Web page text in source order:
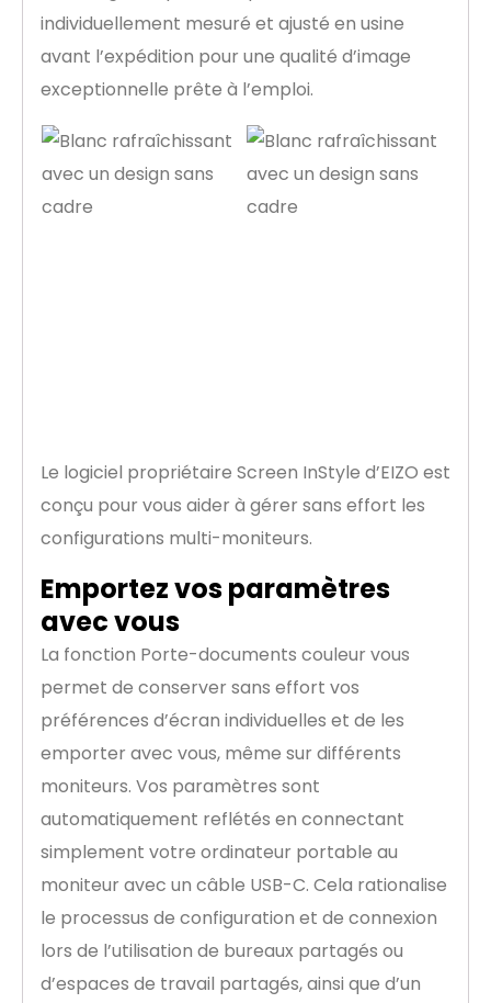
individuellement mesuré et ajusté en usine
avant l’expédition pour une qualité d’image
exceptionnelle prête à l’emploi.
Le logiciel propriétaire Screen InStyle d’EIZO est
conçu pour vous aider à gérer sans effort les
configurations multi-moniteurs.
Emportez vos paramètres
avec vous
La fonction Porte-documents couleur vous
permet de conserver sans effort vos
préférences d’écran individuelles et de les
emporter avec vous, même sur différents
moniteurs. Vos paramètres sont
automatiquement reflétés en connectant
simplement votre ordinateur portable au
moniteur avec un câble USB-C. Cela rationalise
le processus de configuration et de connexion
lors de l’utilisation de bureaux partagés ou
d’espaces de travail partagés, ainsi que d’un